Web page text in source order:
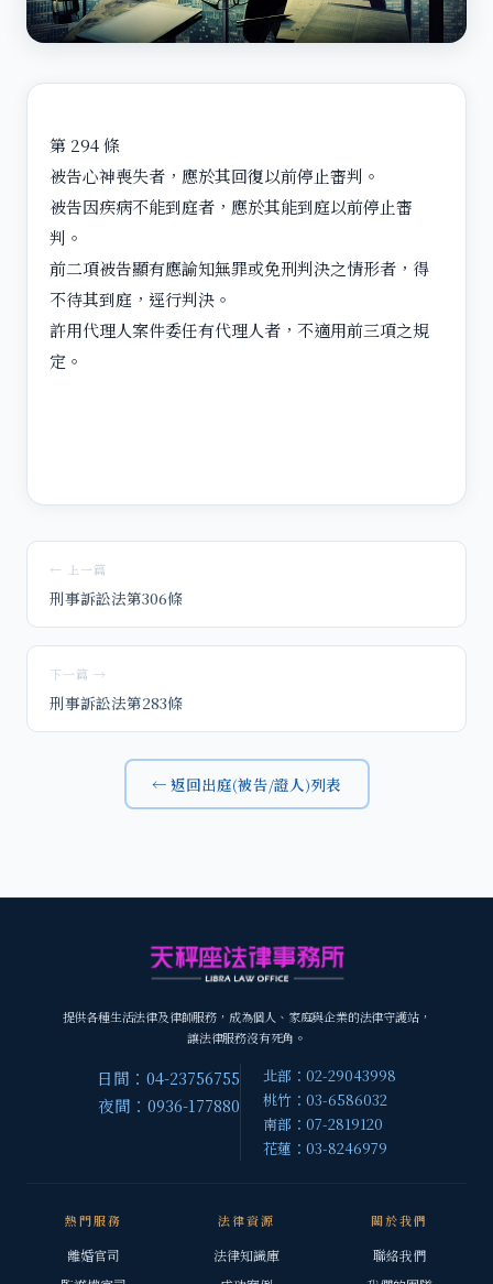
第 294 條
被告心神喪失者，應於其回復以前停止審判。
被告因疾病不能到庭者，應於其能到庭以前停止審
判。
前二項被告顯有應諭知無罪或免刑判決之情形者，得
不待其到庭，逕行判決。
許用代理人案件委任有代理人者，不適用前三項之規
定。
← 上一篇
刑事訴訟法第306條
下一篇 →
刑事訴訟法第283條
← 返回出庭(被告/證人)列表
提供各種生活法律及律師服務，成為個人、家庭與企業的法律守護站，
讓法律服務沒有死角。
日間：04-23756755
夜間：0936-177880
北部：02-29043998
桃竹：03-6586032
南部：07-2819120
花蓮：03-8246979
熱門服務
離婚官司
法律資源
法律知識庫
關於我們
聯絡我們